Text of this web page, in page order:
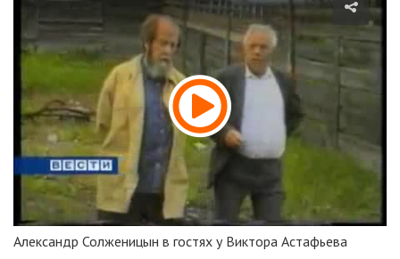
Александр Солженицын в гостях у Виктора Астафьева